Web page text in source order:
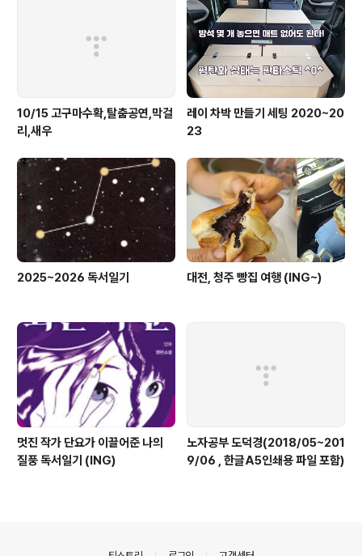
10/15 고구마수확,탈춤공연,막걸
리,새우
레이 차박 만들기 세팅 2020~20
23
2025~2026 독서일기 대전, 청주 빵집 여행 (ING~)
멋진 작가 단요가 이끌어준 나의
질풍 독서일기 (ING)
노자공부 도덕경(2018/05~201
9/06 , 한글A5인쇄용 파일 포함)